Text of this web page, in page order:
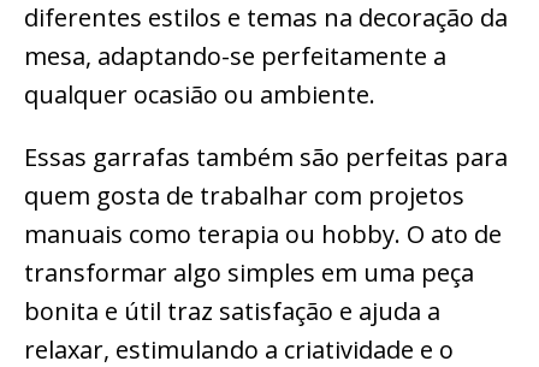
diferentes estilos e temas na decoração da
mesa, adaptando-se perfeitamente a
qualquer ocasião ou ambiente.
Essas garrafas também são perfeitas para
quem gosta de trabalhar com projetos
manuais como terapia ou hobby. O ato de
transformar algo simples em uma peça
bonita e útil traz satisfação e ajuda a
relaxar, estimulando a criatividade e o